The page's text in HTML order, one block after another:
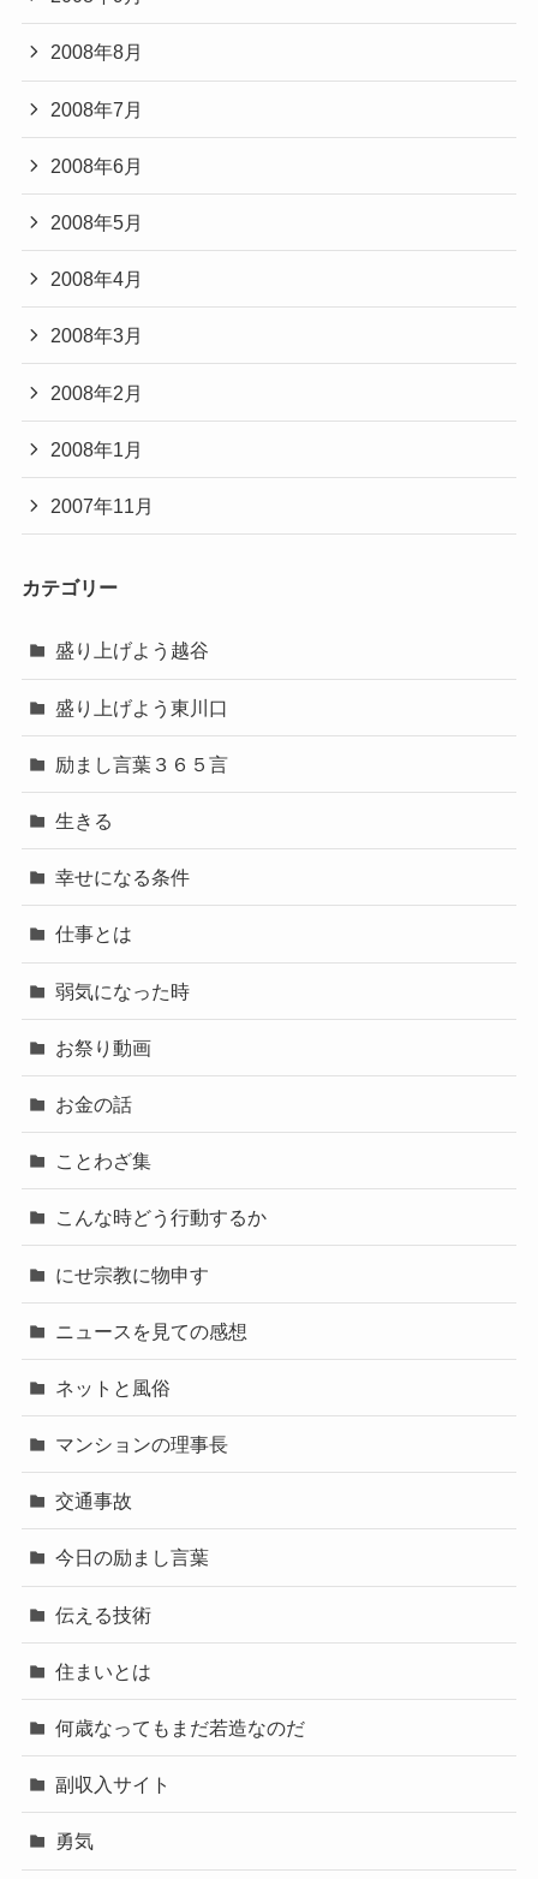
2008年8月
2008年7月
2008年6月
2008年5月
2008年4月
2008年3月
2008年2月
2008年1月
2007年11月
カテゴリー
盛り上げよう越谷
盛り上げよう東川口
励まし言葉３６５言
生きる
幸せになる条件
仕事とは
弱気になった時
お祭り動画
お金の話
ことわざ集
こんな時どう行動するか
にせ宗教に物申す
ニュースを見ての感想
ネットと風俗
マンションの理事長
交通事故
今日の励まし言葉
伝える技術
住まいとは
何歳なってもまだ若造なのだ
副収入サイト
勇気